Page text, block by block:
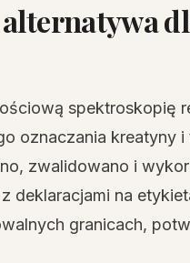
spektroskopię
oznaczania kreatyny i
zwalidowano i
deklaracjami na
granicach,